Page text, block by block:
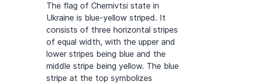
The flag of Chernivtsi state in
Ukraine is blue-yellow striped. It
consists of three horizontal stripes
of equal width, with the upper and
lower stripes being blue and the
middle stripe being yellow. The blue
stripe at the top symbolizes